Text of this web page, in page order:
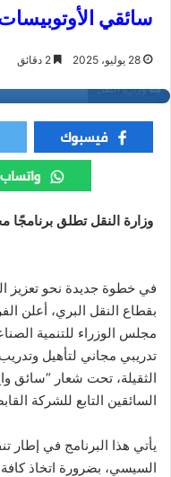
سائقي
28 يوليو، 2025
وزارة النقل
وزارة النقل تطلق برنامجًا
في خطوة جديدة نحو تعزيز
بقطاع النقل البري، أعلن
مجلس الوزراء للتنمية
تدريبي مجاني لتأهيل
الثقيلة، تحت شعار “سائق
السائقين التابع للشركة
يأتي هذا البرنامج في إطار
السيسي، بضرورة اتخاذ